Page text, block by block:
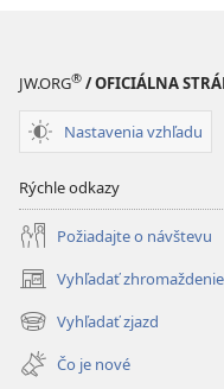
JW.ORG® / OFICIÁLNA
Nastavenia vzhľadu
Rýchle odkazy
Požiadajte o návštevu
Vyhľadať zhromaždenie
(otvorí
nové
okno)
Vyhľadať zjazd
(otvorí
nové
okno)
Čo je nové